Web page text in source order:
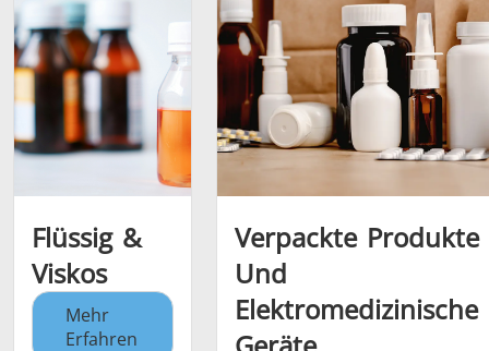
Flüssig &
Viskos
Mehr
Erfahren
Verpackte Produkte
Und
Elektromedizinische